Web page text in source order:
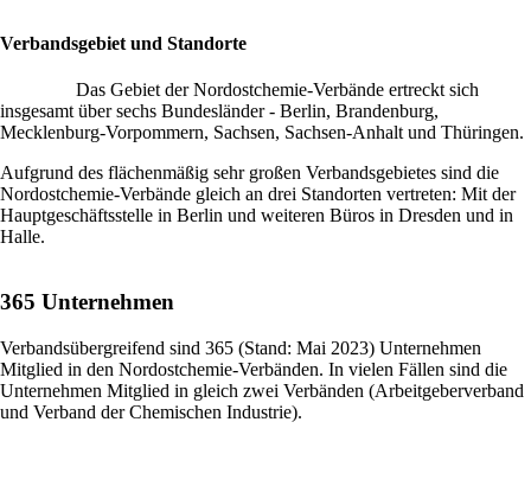
Verbandsgebiet und Standorte
Das Gebiet der Nordostchemie-Verbände ertreckt sich
insgesamt über sechs Bundesländer - Berlin, Brandenburg,
Mecklenburg-Vorpommern, Sachsen, Sachsen-Anhalt und Thüringen.
Aufgrund des flächenmäßig sehr großen Verbandsgebietes sind die
Nordostchemie-Verbände gleich an drei Standorten vertreten: Mit der
Hauptgeschäftsstelle in Berlin und weiteren Büros in Dresden und in
Halle.
365 Unternehmen
Verbandsübergreifend sind 365 (Stand: Mai 2023) Unternehmen
Mitglied in den Nordostchemie-Verbänden. In vielen Fällen sind die
Unternehmen Mitglied in gleich zwei Verbänden (Arbeitgeberverband
und Verband der Chemischen Industrie).